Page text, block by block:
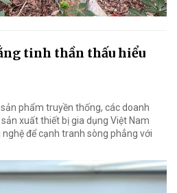
tinh thần thấu hiểu
phẩm truyền thống, các doanh
xuất thiết bị gia dụng Việt Nam
để cạnh tranh sòng phẳng với